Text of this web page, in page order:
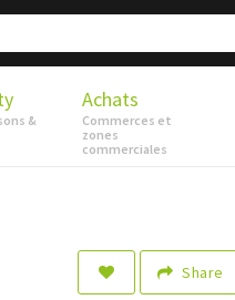
&
Achats
Commerces et
zones
commerciales
Share